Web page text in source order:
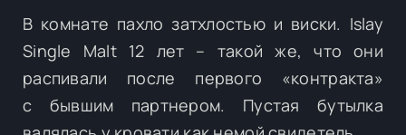
В комнате пахло затхлостью и виски. Islay
Single Malt 12 лет – такой же, что они
распивали после первого «контракта»
с бывшим партнером. Пустая бутылка